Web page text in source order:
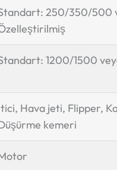
250/350/500
1200/1500
Hava jeti, Flipper,
kemeri